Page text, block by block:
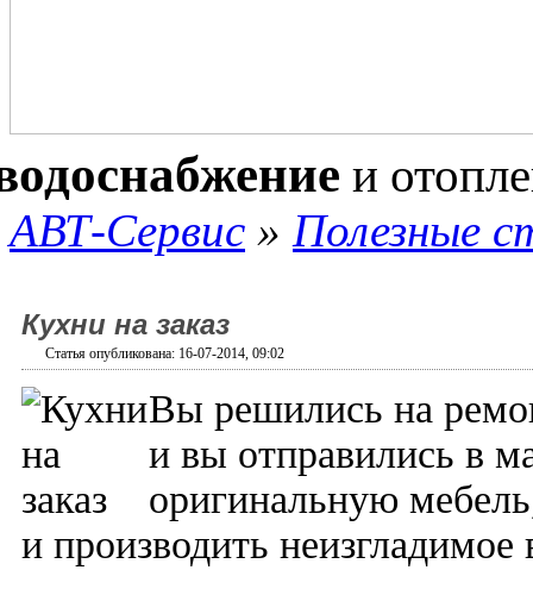
и
АВТ-Сервис » Полезные
Кухни на заказ
Статья опубликована: 16-07-2014, 09:02
Вы решились на
и вы отправились в
оригинальную
и производить неизгладимое